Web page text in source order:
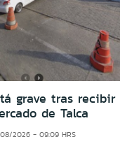
grave tras recibir
de Talca
2026 - 09:09 HRS